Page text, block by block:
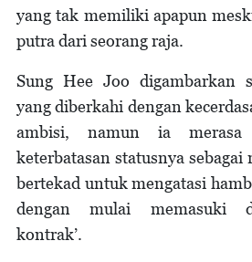
yang tak memiliki apapun
putra dari seorang raja.
Sung Hee Joo digambarkan
yang diberkahi dengan
ambisi, namun ia merasa
keterbatasan statusnya
bertekad untuk mengatasi
dengan mulai memasuki
kontrak’.